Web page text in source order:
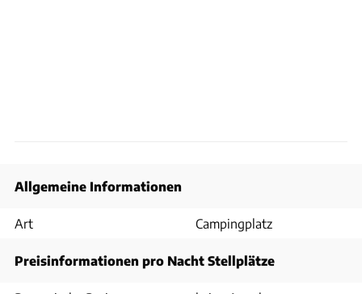
Allgemeine Informationen
Art Campingplatz
Preisinformationen pro Nacht Stellplätze